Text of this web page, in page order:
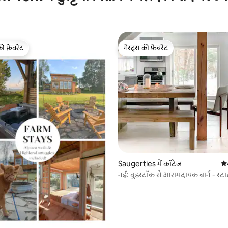
फ़ेवरेट
फ़ेवरेट
गेस्ट्स की फ़ेवरेट
गेस्ट्स की फ़ेवरेट
Saugerties में कॉटेज
नई: वुडस्टॉक से आरामदायक बार्न -